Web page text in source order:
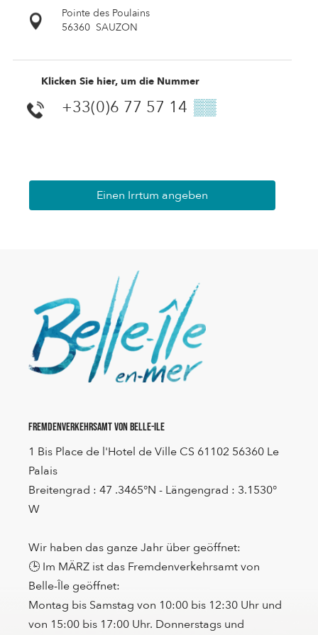
Pointe des Poulains
56360 SAUZON
Klicken Sie hier, um die Nummer
+33(0)6 77 57 14 ▒▒
Einen Irrtum angeben
Fremdenverkehrsamt von Belle-Ile
1 Bis Place de l'Hotel de Ville CS 61102 56360 Le
Palais
Breitengrad : 47 .3465°N - Längengrad : 3.1530°
W
Wir haben das ganze Jahr über geöffnet:
🕒 Im MÄRZ ist das Fremdenverkehrsamt von
Belle-Île geöffnet:
Montag bis Samstag von 10:00 bis 12:30 Uhr und
von 15:00 bis 17:00 Uhr. Donnerstags und